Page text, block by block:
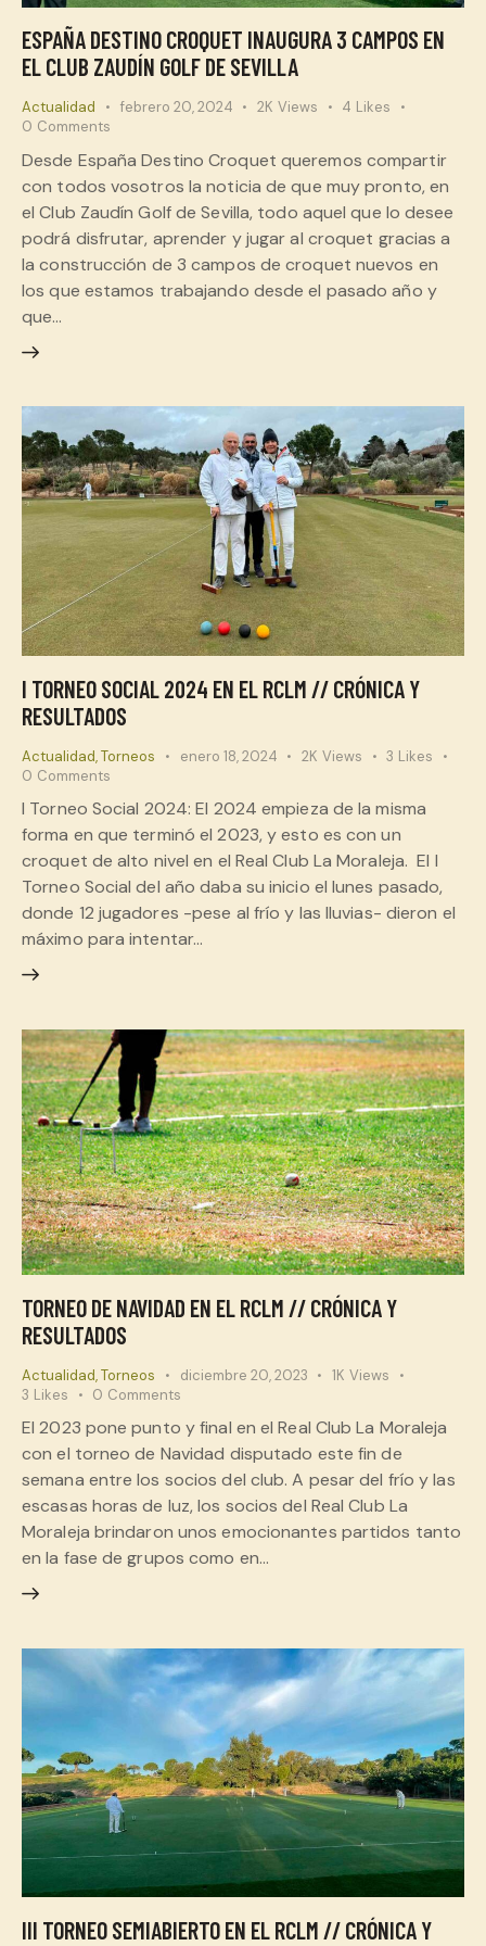
ESPAÑA DESTINO CROQUET INAUGURA 3 CAMPOS EN
EL CLUB ZAUDÍN GOLF DE SEVILLA
Actualidad febrero 20, 2024 2K Views 4 Likes
0 Comments
Desde España Destino Croquet queremos compartir
con todos vosotros la noticia de que muy pronto, en
el Club Zaudín Golf de Sevilla, todo aquel que lo desee
podrá disfrutar, aprender y jugar al croquet gracias a
la construcción de 3 campos de croquet nuevos en
los que estamos trabajando desde el pasado año y
que…
I TORNEO SOCIAL 2024 EN EL RCLM // CRÓNICA Y
RESULTADOS
Actualidad,Torneos enero 18, 2024 2K Views 3 Likes
0 Comments
I Torneo Social 2024: El 2024 empieza de la misma
forma en que terminó el 2023, y esto es con un
croquet de alto nivel en el Real Club La Moraleja. El I
Torneo Social del año daba su inicio el lunes pasado,
donde 12 jugadores -pese al frío y las lluvias- dieron el
máximo para intentar…
TORNEO DE NAVIDAD EN EL RCLM // CRÓNICA Y
RESULTADOS
Actualidad,Torneos diciembre 20, 2023 1K Views
3 Likes 0 Comments
El 2023 pone punto y final en el Real Club La Moraleja
con el torneo de Navidad disputado este fin de
semana entre los socios del club. A pesar del frío y las
escasas horas de luz, los socios del Real Club La
Moraleja brindaron unos emocionantes partidos tanto
en la fase de grupos como en…
III TORNEO SEMIABIERTO EN EL RCLM // CRÓNICA Y